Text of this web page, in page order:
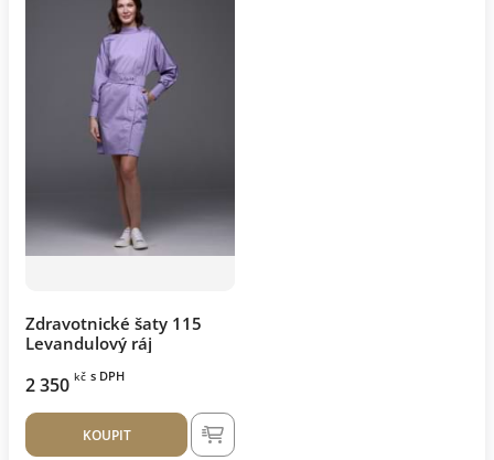
Zdravotnické šaty 115
Levandulový ráj
2 350 kč s DPH
KOUPIT